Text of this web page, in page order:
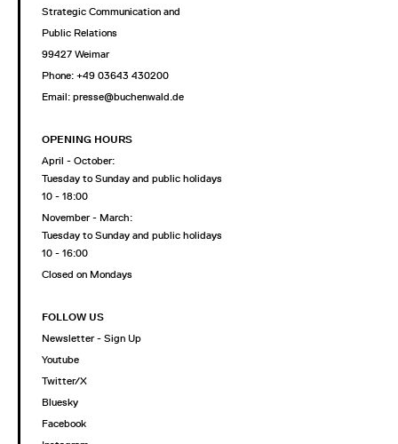
Strategic Communication and
Public Relations
99427 Weimar
Phone: +49 03643 430200
Email: presse@buchenwald.de
OPENING HOURS
April - October:
Tuesday to Sunday and public holidays
10 - 18:00
November - March:
Tuesday to Sunday and public holidays
10 - 16:00
Closed on Mondays
FOLLOW US
Newsletter - Sign Up
Youtube
Twitter/X
Bluesky
Facebook